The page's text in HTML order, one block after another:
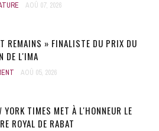
AOÛ 07, 2026
REMAINS » FINALISTE DU PRIX DU
DE L'IMA
AOÛ 05, 2026
YORK TIMES MET À L'HONNEUR LE
ROYAL DE RABAT